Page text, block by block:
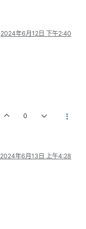
2024年6月12日 下午2:40
0
2024年6月13日 上午4:28